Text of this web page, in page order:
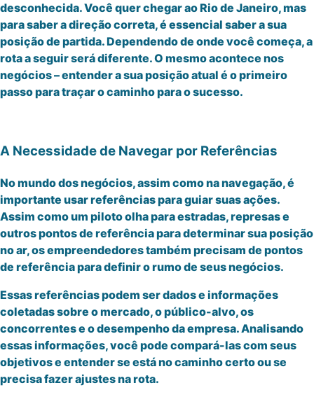
desconhecida. Você quer chegar ao Rio de Janeiro, mas
para saber a direção correta, é essencial saber a sua
posição de partida. Dependendo de onde você começa, a
rota a seguir será diferente. O mesmo acontece nos
negócios – entender a sua posição atual é o primeiro
passo para traçar o caminho para o sucesso.
A Necessidade de Navegar por Referências
No mundo dos negócios, assim como na navegação, é
importante usar referências para guiar suas ações.
Assim como um piloto olha para estradas, represas e
outros pontos de referência para determinar sua posição
no ar, os empreendedores também precisam de pontos
de referência para definir o rumo de seus negócios.
Essas referências podem ser dados e informações
coletadas sobre o mercado, o público-alvo, os
concorrentes e o desempenho da empresa. Analisando
essas informações, você pode compará-las com seus
objetivos e entender se está no caminho certo ou se
precisa fazer ajustes na rota.